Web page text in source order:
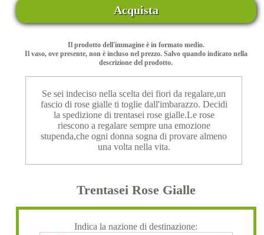
Acquista
Il prodotto dell'immagine è in formato medio.
Il vaso, ove presente, non è incluso nel prezzo. Salvo quando indicato nella
descrizione del prodotto.
Se sei indeciso nella scelta dei fiori da regalare,un
fascio di rose gialle ti toglie dall'imbarazzo. Decidi
la spedizione di trentasei rose gialle.Le rose
riescono a regalare sempre una emozione
stupenda,che ogni donna sogna di provare almeno
una volta nella vita.
Trentasei Rose Gialle
Indica la nazione di destinazione: